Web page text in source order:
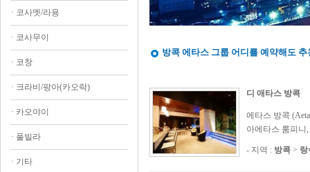
· 코사멧/라용
· 코사무이
· 코창
· 크라비/팡아(카오락)
· 카오야이
· 풀빌라
· 기타
방콕 에타스 그룹 어디를 예약해도 추
디 애타스 방콕
에타스 방콕
아에타스 룸피
- 지역 : 방콕 > 랑